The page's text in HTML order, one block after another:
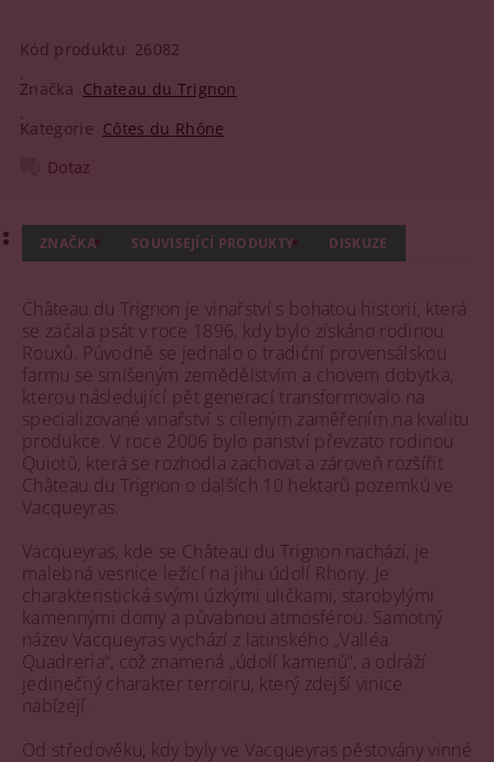
Kód produktu 26082
Značka Chateau du Trignon
Kategorie Côtes du Rhône
Dotaz
ZNAČKA SOUVISEJÍCÍ PRODUKTY DISKUZE
Château du Trignon je vinařství s bohatou historií, která
se začala psát v roce 1896, kdy bylo získáno rodinou
Rouxů. Původně se jednalo o tradiční provensálskou
farmu se smíšeným zemědělstvím a chovem dobytka,
kterou následující pět generací transformovalo na
specializované vinařství s cíleným zaměřením na kvalitu
produkce. V roce 2006 bylo panství převzato rodinou
Quiotů, která se rozhodla zachovat a zároveň rozšířit
Château du Trignon o dalších 10 hektarů pozemků ve
Vacqueyras.
Vacqueyras, kde se Château du Trignon nachází, je
malebná vesnice ležící na jihu údolí Rhony. Je
charakteristická svými úzkými uličkami, starobylými
kamennými domy a půvabnou atmosférou. Samotný
název Vacqueyras vychází z latinského „Valléa
Quadreria“, což znamená „údolí kamenů“, a odráží
jedinečný charakter terroiru, který zdejší vinice
nabízejí.
Od středověku, kdy byly ve Vacqueyras pěstovány vinné